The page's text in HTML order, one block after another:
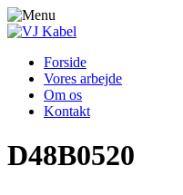
Forside
Vores arbejde
Om os
Kontakt
D48B0520